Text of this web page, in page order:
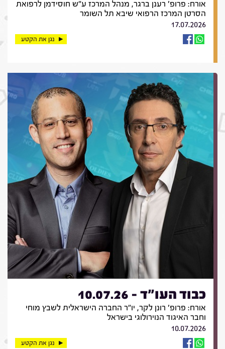
אורח: פרופ' רענן ברגר, מנהל המרכז ע"ש חוסידמן לרפואת
הסרטן המרכז הרפואי שיבא תל השומר
17.07.2026
נגן את הקטע
כבוד העו"ד - 10.07.26
אורח: פרופ' רונן לקר, יו"ר החברה הישראלית לשבץ מוחי
וחבר האיגוד הנוירולוגי בישראל
10.07.2026
נגן את הקטע